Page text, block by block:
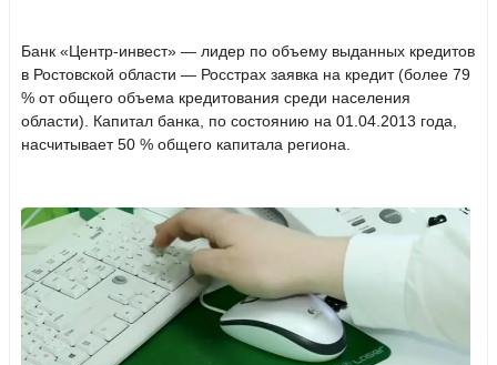
Банк «Центр-инвест» — лидер по объему выданных кредитов
в Ростовской области — Росстрах заявка на кредит (более 79
% от общего объема кредитования среди населения
области). Капитал банка, по состоянию на 01.04.2013 года,
насчитывает 50 % общего капитала региона.